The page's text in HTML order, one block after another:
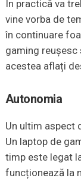
In practică va
vine vorba de
în continuare
gaming reușesc
acestea aflați
Autonomia
Un ultim aspect
Un laptop de
timp este legat
funcționează la